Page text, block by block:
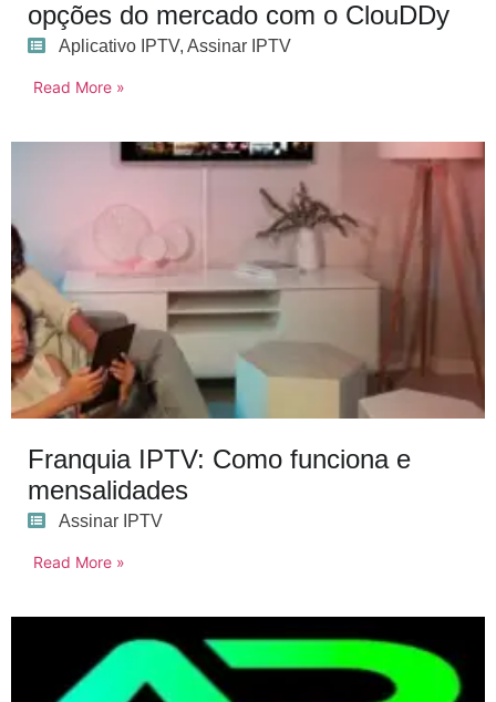
opções do mercado com o ClouDDy
Aplicativo IPTV, Assinar IPTV
Read More »
Franquia IPTV: Como funciona e
mensalidades
Assinar IPTV
Read More »